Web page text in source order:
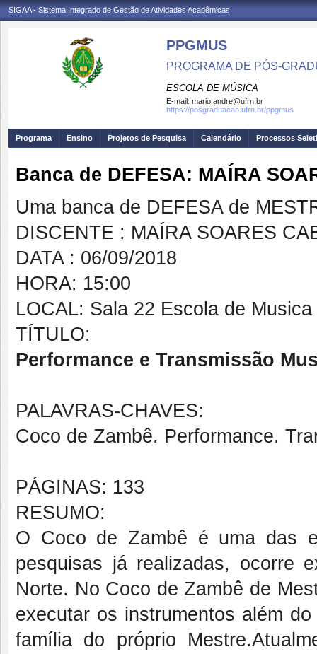
SIGAA - Sistema Integrado de Gestão de Atividades Acadêmicas
PPGMUS
PROGRAMA DE PÓS-
ESCOLA DE MÚSICA
E-mail: mario.andre@ufrn.br
https://posgraduacao.ufrn.br/ppgmus
Programa Ensino Projetos de Pesquisa Calendário Processos
Banca de DEFESA: MAÍRA
Uma banca de DEFESA de
DISCENTE : MAÍRA SOARES
DATA : 06/09/2018
HORA: 15:00
LOCAL: Sala 22 Escola de Musica
TÍTULO:
Performance e Transmissão
PALAVRAS-CHAVES:
Coco de Zambê. Performance.
PÁGINAS: 133
RESUMO:
O Coco de Zambê é uma das
pesquisas já realizadas, ocorre
Norte. No Coco de Zambê de
executar os instrumentos além
família do próprio